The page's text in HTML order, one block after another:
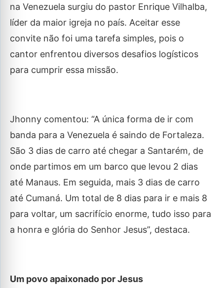
na Venezuela surgiu do pastor Enrique Vilhalba,
líder da maior igreja no país. Aceitar esse
convite não foi uma tarefa simples, pois o
cantor enfrentou diversos desafios logísticos
para cumprir essa missão.
Jhonny comentou: “A única forma de ir com
banda para a Venezuela é saindo de Fortaleza.
São 3 dias de carro até chegar a Santarém, de
onde partimos em um barco que levou 2 dias
até Manaus. Em seguida, mais 3 dias de carro
até Cumaná. Um total de 8 dias para ir e mais 8
para voltar, um sacrifício enorme, tudo isso para
a honra e glória do Senhor Jesus”, destaca.
Um povo apaixonado por Jesus